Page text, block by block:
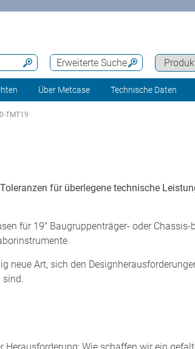
Erweiterte Suche
Über Metcase Technische Daten
TMT19
für überlegene technische
für 19" Baugruppenträger- oder Chassis-
neue Art, sich den
sind.